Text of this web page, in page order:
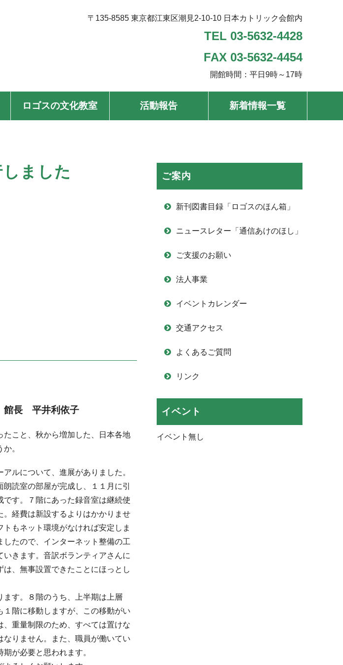
〒135-8585 東京都江東区潮見2-10-10 日本カトリック会館内
TEL 03-5632-4428
FAX 03-5632-4454
開館時間：平日9時～17時
ロゴスの文化教室 活動報告 新着情報一覧
ました
館長 平井利依子
たこと、秋から増加した、日本各地
。
ルについて、進展がありました。
読室の部屋が完成し、１１月に引
す。７階にあった録音室は継続使
経費は新設するよりはかかりませ
もネット環境がなければ安定しま
たので、インターネット整備の工
きます。音訳ボランティアさんに
、無事設置できたことにほっとし
す。８階のうち、上半期は上層
階に移動しますが、この移動がい
重量制限のため、すべては置けな
りません。また、職員が働いてい
が必要と思われます。
ご案内
新刊図書目録「ロゴスのほん箱」
ニュースレター「通信あけのほし」
ご支援のお願い
法人事業
イベントカレンダー
交通アクセス
よくあるご質問
リンク
イベント
イベント無し